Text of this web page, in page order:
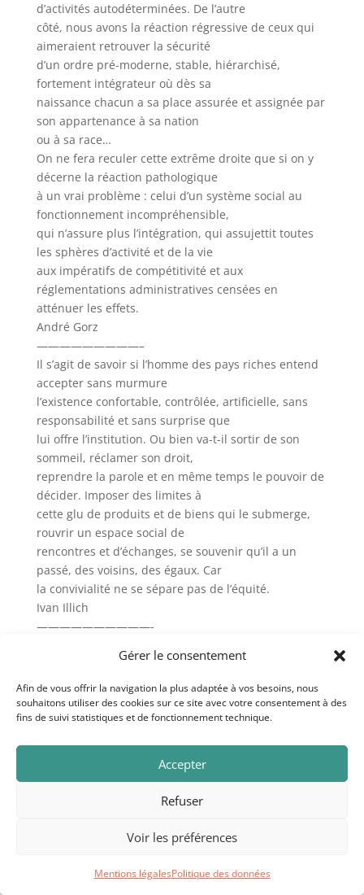
Gérer le consentement
Afin de vous offrir la navigation la plus adaptée à vos besoins, nous
souhaitons utiliser des cookies sur ce site avec votre consentement à des
fins de suivi statistiques et de fonctionnement technique.
Accepter
Refuser
Voir les préférences
Mentions légalesPolitique des données
d’activités autodéterminées. De l’autre
côté, nous avons la réaction régressive de ceux qui
aimeraient retrouver la sécurité
d’un ordre pré-moderne, stable, hiérarchisé,
fortement intégrateur où dès sa
naissance chacun a sa place assurée et assignée par
son appartenance à sa nation
ou à sa race…
On ne fera reculer cette extrême droite que si on y
décerne la réaction pathologique
à un vrai problème : celui d’un système social au
fonctionnement incompréhensible,
qui n’assure plus l’intégration, qui assujettit toutes
les sphères d’activité et de la vie
aux impératifs de compétitivité et aux
réglementations administratives censées en
atténuer les effets.
André Gorz
—————————–
Il s’agit de savoir si l’homme des pays riches entend
accepter sans murmure
l’existence confortable, contrôlée, artificielle, sans
responsabilité et sans surprise que
lui offre l’institution. Ou bien va-t-il sortir de son
sommeil, réclamer son droit,
reprendre la parole et en même temps le pouvoir de
décider. Imposer des limites à
cette glu de produits et de biens qui le submerge,
rouvrir un espace social de
rencontres et d’échanges, se souvenir qu’il a un
passé, des voisins, des égaux. Car
la convivialité ne se sépare pas de l’équité.
Ivan Illich
——————————-
ou plus de marché et moins
d’Etat ne laisse aux citoyens le choix qu’entre deux
mécanismes de dépossession.
L’issue à l’actuelle crise de société doit être cherchée
marché, moins d’Etat et plus d’échanges qui ne sont
commandés ni par l’argent ni
par l’administration mais fondés sur des réseaux
volontaire, de solidarité auto-organisée.
———————————